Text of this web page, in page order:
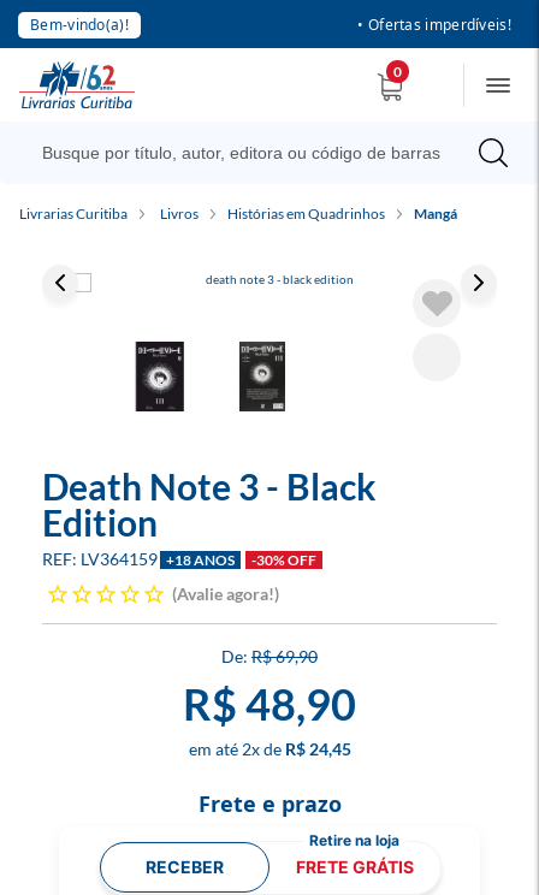
Bem-vindo(a)! • Ofertas imperdíveis!
0
Livrarias Curitiba Livros Histórias em Quadrinhos Mangá
Death Note 3 - Black
Edition
LV364159 +18 ANOS -30% OFF
Avalie agora!
R$ 69,90
R$ 48,90
2x R$ 24,45
Frete e prazo
RECEBER FRETE GRÁTIS